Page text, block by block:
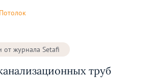
Потолок
от журнала Setafi